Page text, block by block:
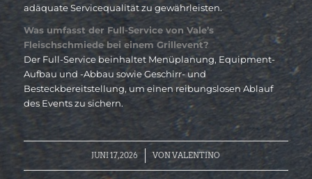
adäquate Servicequalität zu gewährleisten.
Was umfasst der Full-Service von Vale’s
Fleischschmiede bei einem Grillevent?
Der Full-Service beinhaltet Menüplanung, Equipment-
Aufbau und -Abbau sowie Geschirr- und
Besteckbereitstellung, um einen reibungslosen Ablauf
des Events zu sichern.
JUNI 17, 2026
/ VONVALENTINO